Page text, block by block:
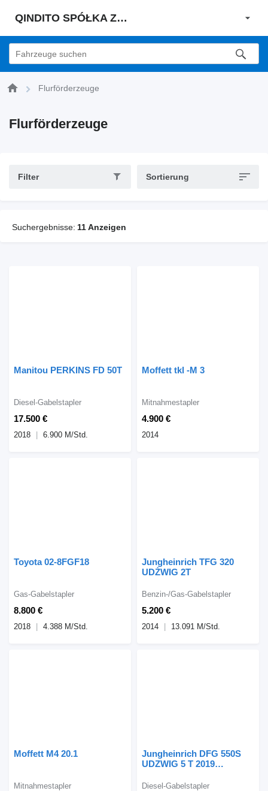
QINDITO SPÓŁKA Z OGRANICZONĄ ODPOWIEDZIALNOŚCIĄ
Flurförderzeuge
Flurförderzeuge
Filter Sortierung
Suchergebnisse: 11 Anzeigen
Manitou PERKINS FD 50T
17.500 €
Diesel-Gabelstapler
2018 6.900 M/Std.
Moffett tkl -M 3
4.900 €
Mitnahmestapler
2014
Toyota 02-8FGF18
8.800 €
Gas-Gabelstapler
2018 4.388 M/Std.
Jungheinrich TFG 320
UDŻWIG 2T
5.200 €
Benzin-/Gas-Gabelstapler
2014 13.091 M/Std.
Moffett M4 20.1
Mitnahmestapler
Jungheinrich DFG 550S
UDZWIG 5 T 2019
Diesel-Gabelstapler